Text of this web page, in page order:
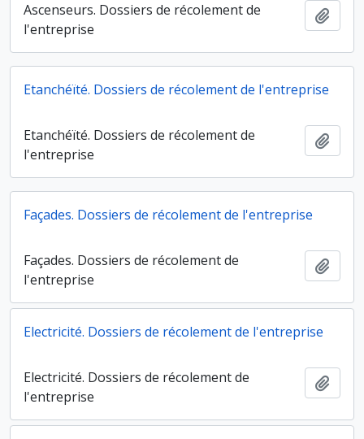
Ascenseurs. Dossiers de récolement de
l'entreprise
Etanchéïté. Dossiers de récolement de l'entreprise
Etanchéïté. Dossiers de récolement de
l'entreprise
Façades. Dossiers de récolement de l'entreprise
Façades. Dossiers de récolement de
l'entreprise
Electricité. Dossiers de récolement de l'entreprise
Electricité. Dossiers de récolement de
l'entreprise